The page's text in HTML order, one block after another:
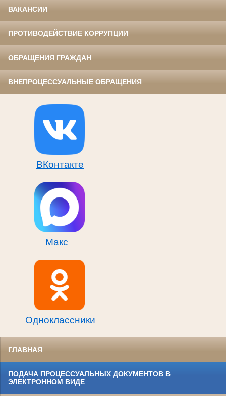
ВАКАНСИИ
ПРОТИВОДЕЙСТВИЕ КОРРУПЦИИ
ОБРАЩЕНИЯ ГРАЖДАН
ВНЕПРОЦЕССУАЛЬНЫЕ ОБРАЩЕНИЯ
ВКонтакте
Макс
Одноклассники
ГЛАВНАЯ
ПОДАЧА ПРОЦЕССУАЛЬНЫХ ДОКУМЕНТОВ В
ЭЛЕКТРОННОМ ВИДЕ